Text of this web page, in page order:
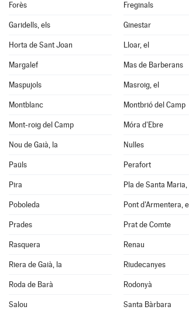
Forès Freginals
Garidells, els Ginestar
Horta de Sant Joan Lloar, el
Margalef Mas de Barberans
Maspujols Masroig, el
Montblanc Montbrió del Camp
Mont-roig del Camp Móra d'Ebre
Nou de Gaià, la Nulles
Paüls Perafort
Pira Pla de Santa Maria,
Poboleda Pont d'Armentera, el
Prades Prat de Comte
Rasquera Renau
Riera de Gaià, la Riudecanyes
Roda de Barà Rodonyà
Salou Santa Bàrbara